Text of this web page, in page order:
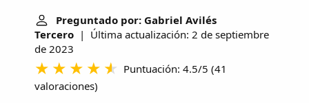
Preguntado por: Gabriel Avilés
Tercero | Última actualización: 2 de septiembre
de 2023
Puntuación: 4.5/5 (41
valoraciones)